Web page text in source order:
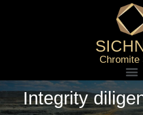
Chromite
Integrity